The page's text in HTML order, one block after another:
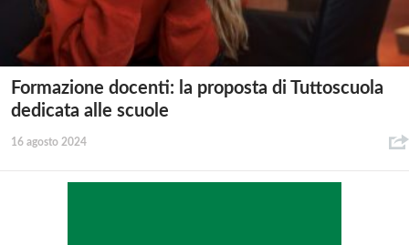
Formazione docenti: la proposta di Tuttoscuola
dedicata alle scuole
16 agosto 2024